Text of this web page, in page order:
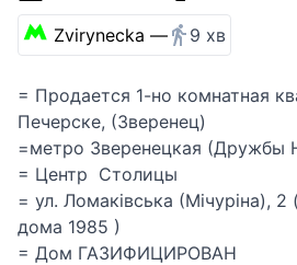
Zvirynecka — 9 хв
= Продается 1-но комнатная
Печерске, (Зверенец)
=метро Зверенецкая (Дружбы
= Центр Столицы
= ул. Ломаківська (Мічуріна),
дома 1985 )
= Дом ГАЗИФИЦИРОВАН